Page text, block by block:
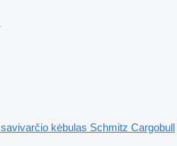
savivarčio kėbulas Schmitz Cargobull